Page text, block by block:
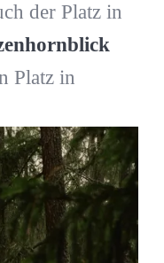
der Platz in
Platz in